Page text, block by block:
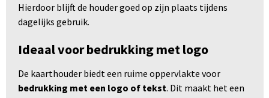
Hierdoor blijft de houder goed op zijn plaats tijdens
dagelijks gebruik.
Ideaal voor bedrukking met logo
De kaarthouder biedt een ruime oppervlakte voor
bedrukking met een logo of tekst. Dit maakt het een